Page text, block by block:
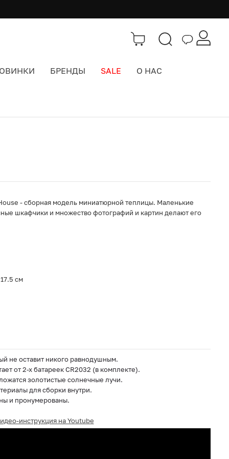
БРЕНДЫ SALE О НАС
- сборная модель миниатюрной теплицы. Маленькие
шкафчики и множество фотографий и картин делают его
см
не оставит никого равнодушным.
от 2-х батареек CR2032 (в комплекте).
золотистые солнечные лучи.
для сборки внутри.
и пронумерованы.
инструкция на Youtube